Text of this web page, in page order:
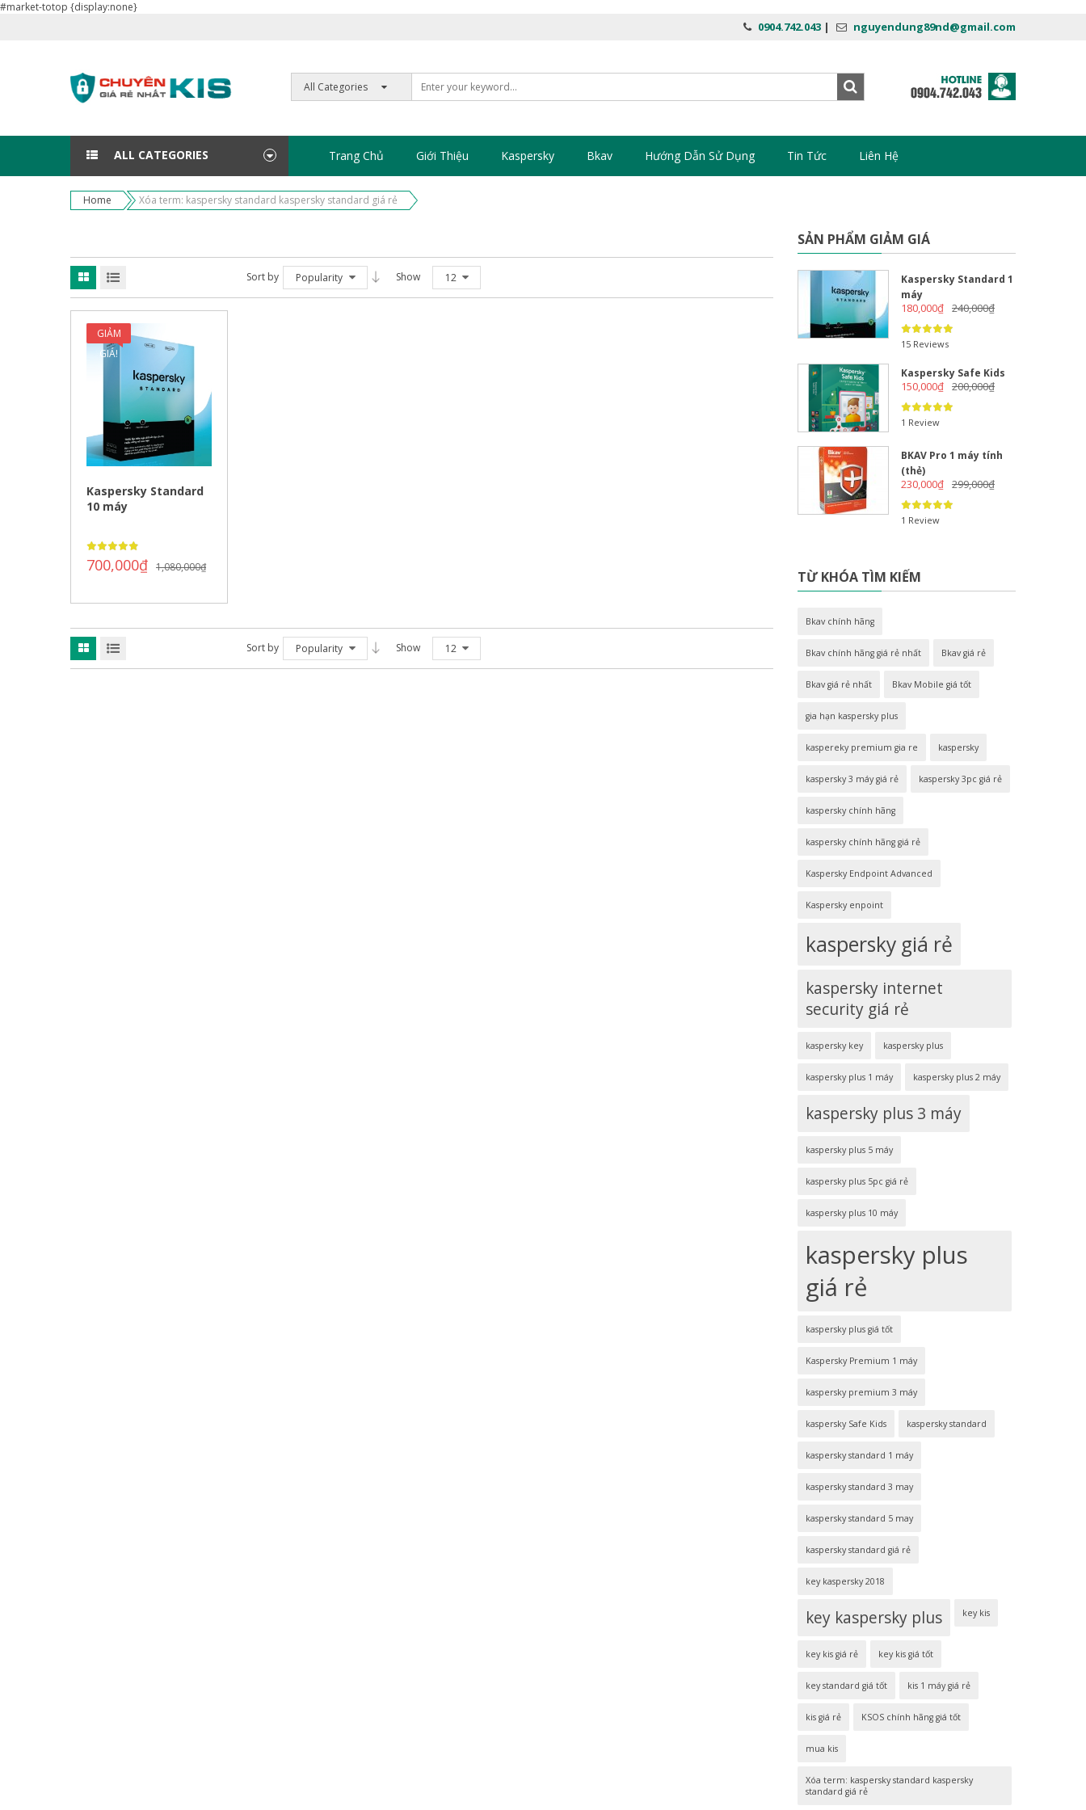
#market-totop {display:none}
0904.742.043 | nguyendung89nd@gmail.com
ALL CATEGORIES Trang Chủ Giới Thiệu Kaspersky Bkav Hướng Dẫn Sử Dụng Tin Tức Liên Hệ
Home Xóa term: kaspersky standard kaspersky standard giá rẻ
Sort by Popularity Show 12
GIẢM
GIÁ!
Kaspersky Standard
10 máy
1,080,000₫
700,000₫
Sort by Popularity Show 12
SẢN PHẨM GIẢM GIÁ
Kaspersky Standard 1
máy
240,000₫
180,000₫
15 Reviews
Kaspersky Safe Kids
200,000₫
150,000₫
1 Review
BKAV Pro 1 máy tính
(thẻ)
299,000₫
230,000₫
1 Review
TỪ KHÓA TÌM KIẾM
Bkav chính hãng
Bkav chính hãng giá rẻ nhất Bkav giá rẻ
Bkav giá rẻ nhất Bkav Mobile giá tốt
gia hạn kaspersky plus
kaspereky premium gia re kaspersky
kaspersky 3 máy giá rẻ kaspersky 3pc giá rẻ
kaspersky chính hãng
kaspersky chính hãng giá rẻ
Kaspersky Endpoint Advanced
Kaspersky enpoint
kaspersky giá rẻ
kaspersky internet
security giá rẻ
kaspersky key kaspersky plus
kaspersky plus 1 máy kaspersky plus 2 máy
kaspersky plus 3 máy
kaspersky plus 5 máy
kaspersky plus 5pc giá rẻ
kaspersky plus 10 máy
kaspersky plus
giá rẻ
kaspersky plus giá tốt
Kaspersky Premium 1 máy
kaspersky premium 3 máy
kaspersky Safe Kids kaspersky standard
kaspersky standard 1 máy
kaspersky standard 3 may
kaspersky standard 5 may
kaspersky standard giá rẻ
key kaspersky 2018
key kaspersky plus key kis
key kis giá rẻ key kis giá tốt
key standard giá tốt kis 1 máy giá rẻ
kis giá rẻ KSOS chính hãng giá tốt
mua kis
Xóa term: kaspersky standard kaspersky
standard giá rẻ